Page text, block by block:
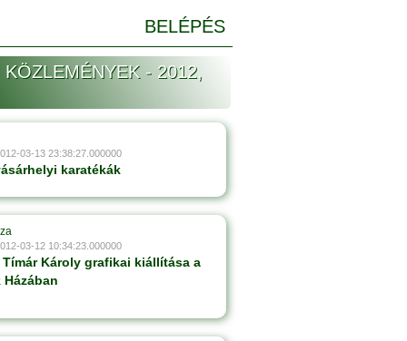
BELÉPÉS
- 2012,
03-13 23:38:27.000000
karatékák
03-12 10:34:23.000000
Károly grafikai kiállítása a